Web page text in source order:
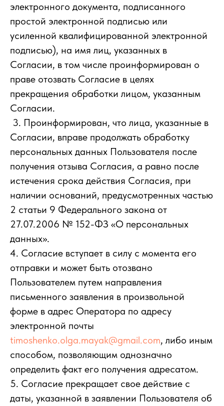
электронного документа, подписанного
простой электронной подписью или
усиленной квалифицированной электронной
подписью), на имя лиц, указанных в
Согласии, в том числе проинформирован о
праве отозвать Согласие в целях
прекращения обработки лицом, указанным
Согласии.
3. Проинформирован, что лица, указанные в
Согласии, вправе продолжать обработку
персональных данных Пользователя после
получения отзыва Согласия, а равно после
истечения срока действия Согласия, при
наличии оснований, предусмотренных частью
2 статьи 9 Федерального закона от
27.07.2006 № 152-ФЗ «О персональных
данных».
4. Согласие вступает в силу с момента его
отправки и может быть отозвано
Пользователем путем направления
письменного заявления в произвольной
форме в адрес Оператора по адресу
электронной почты
timoshenko.olga.mayak@gmail.com, либо иным
способом, позволяющим однозначно
определить факт его получения адресатом.
5. Согласие прекращает свое действие с
даты, указанной в заявлении Пользователя об